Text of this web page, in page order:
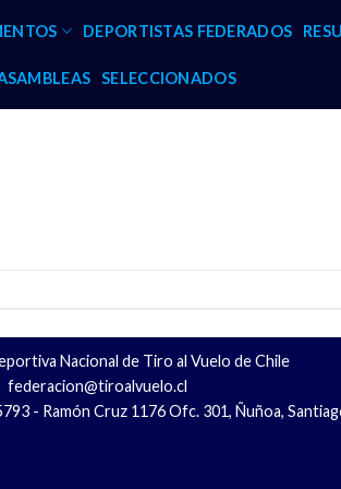
DEPORTISTAS FEDERADOS
SELECCIONADOS
Nacional de Tiro al Vuelo de Chile
federacion@tiroalvuelo.cl
- Ramón Cruz 1176 Ofc. 301, Ñuñoa,